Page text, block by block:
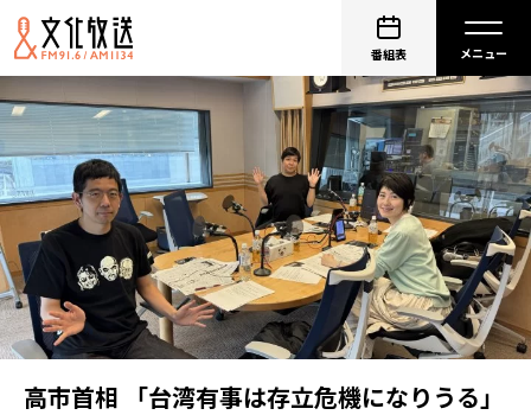
番組表
高市首相 「台湾有事は存立危機になりうる」